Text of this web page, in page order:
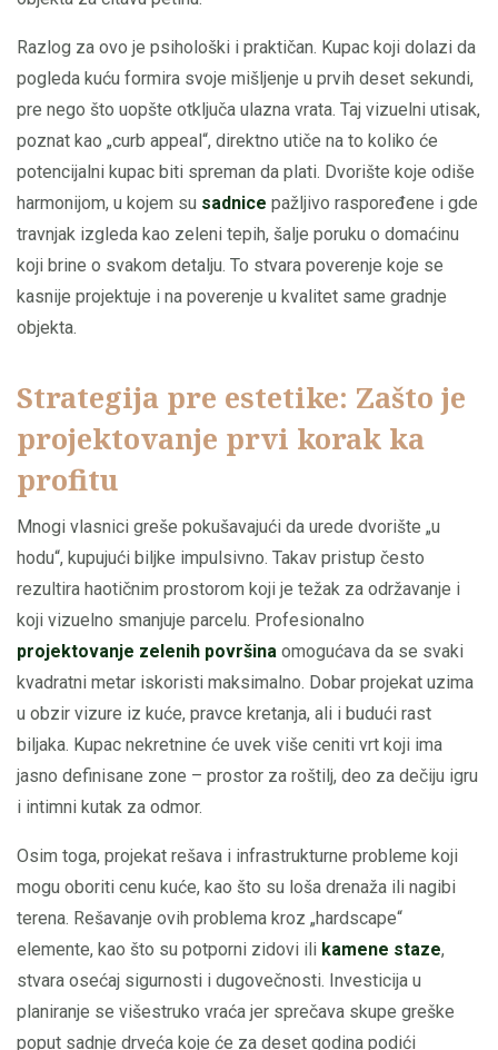
Razlog za ovo je psihološki i praktičan. Kupac koji dolazi da
pogleda kuću formira svoje mišljenje u prvih deset sekundi,
pre nego što uopšte otključa ulazna vrata. Taj vizuelni utisak,
poznat kao „curb appeal“, direktno utiče na to koliko će
potencijalni kupac biti spreman da plati. Dvorište koje odiše
harmonijom, u kojem su sadnice pažljivo raspoređene i gde
travnjak izgleda kao zeleni tepih, šalje poruku o domaćinu
koji brine o svakom detalju. To stvara poverenje koje se
kasnije projektuje i na poverenje u kvalitet same gradnje
objekta.
Strategija pre estetike: Zašto je
projektovanje prvi korak ka
profitu
Mnogi vlasnici greše pokušavajući da urede dvorište „u
hodu“, kupujući biljke impulsivno. Takav pristup često
rezultira haotičnim prostorom koji je težak za održavanje i
koji vizuelno smanjuje parcelu. Profesionalno
projektovanje zelenih površina omogućava da se svaki
kvadratni metar iskoristi maksimalno. Dobar projekat uzima
u obzir vizure iz kuće, pravce kretanja, ali i budući rast
biljaka. Kupac nekretnine će uvek više ceniti vrt koji ima
jasno definisane zone – prostor za roštilj, deo za dečiju igru
i intimni kutak za odmor.
Osim toga, projekat rešava i infrastrukturne probleme koji
mogu oboriti cenu kuće, kao što su loša drenaža ili nagibi
terena. Rešavanje ovih problema kroz „hardscape“
elemente, kao što su potporni zidovi ili kamene staze,
stvara osećaj sigurnosti i dugovečnosti. Investicija u
planiranje se višestruko vraća jer sprečava skupe greške
poput sadnje drveća koje će za deset godina podići